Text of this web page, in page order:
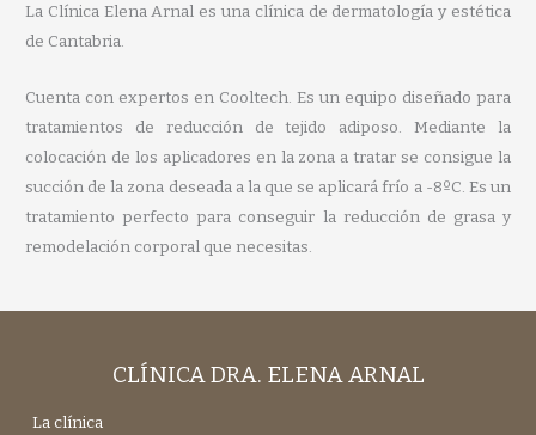
La Clínica Elena Arnal es una clínica de dermatología y estética
de Cantabria.
Cuenta con expertos en Cooltech. Es un equipo diseñado para
tratamientos de reducción de tejido adiposo. Mediante la
colocación de los aplicadores en la zona a tratar se consigue la
succión de la zona deseada a la que se aplicará frío a -8ºC. Es un
tratamiento perfecto para conseguir la reducción de grasa y
remodelación corporal que necesitas.
CLÍNICA DRA. ELENA ARNAL
La clínica